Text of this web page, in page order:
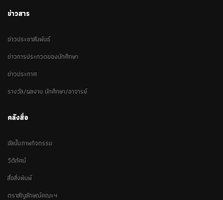
ข่าวสาร
ข่าวประชาสัมพันธ์
ข่าวการประกวดของนักศึกษา
ข่าวประกาศ
รางวัล/ผลงาน นักศึกษา/อาจารย์
คลังสื่อ
อัลบั้มภาพกิจกรรม
วีดีทัศน์
สื่อสิ่งพิมพ์
ตราสัญลักษณ์คณะฯ